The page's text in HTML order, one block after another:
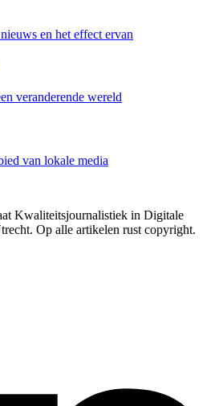
en het effect ervan
veranderende wereld
van lokale media
Kwaliteitsjournalistiek in Digitale
Op alle artikelen rust copyright.